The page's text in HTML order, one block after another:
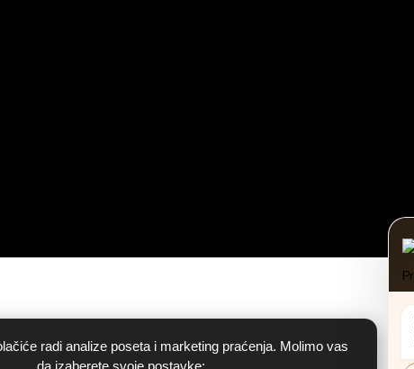
radi analize poseta i marketing praćenja. Molimo vas
da izaberete svoje postavke: